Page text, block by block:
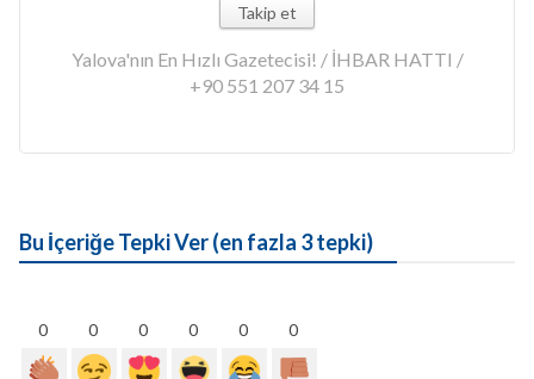
Takip et
Yalova'nın En Hızlı Gazetecisi! / İHBAR HATTI /
+90 551 207 34 15
Bu İçeriğe Tepki Ver (en fazla 3 tepki)
0 0 0 0 0 0